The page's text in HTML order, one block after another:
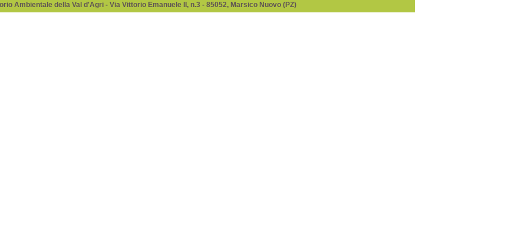
Ambientale della Val d'Agri - Via Vittorio Emanuele II, n.3 - 85052, Marsico Nuovo (PZ)